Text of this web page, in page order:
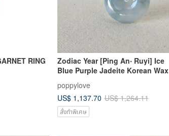
RING
Zodiac Year [Ping An‧ Ruyi] Ice
Blue Purple Jadeite Korean Wax
poppylove
US$ 1,137.70 US$ 1,264.11
สั่งทำพิเศษ